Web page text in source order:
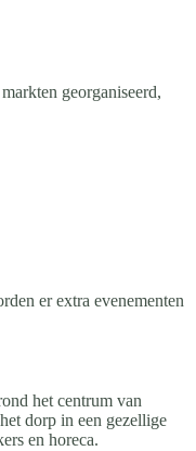
georganiseerd,
er extra evenementen
het centrum van
dorp in een gezellige
en horeca.